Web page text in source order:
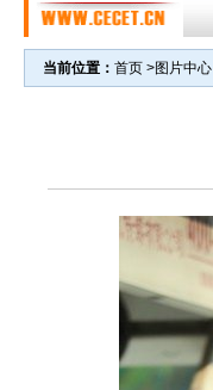
当前位置： 首页 >图片中心